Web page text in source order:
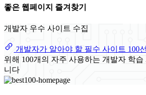
좋은 웹페이지 즐겨찾기
개발자 우수 사이트 수집
개발자가 알아야 할 필수 사이트 100
위해 100개의 자주 사용하는 개발자 학
니다